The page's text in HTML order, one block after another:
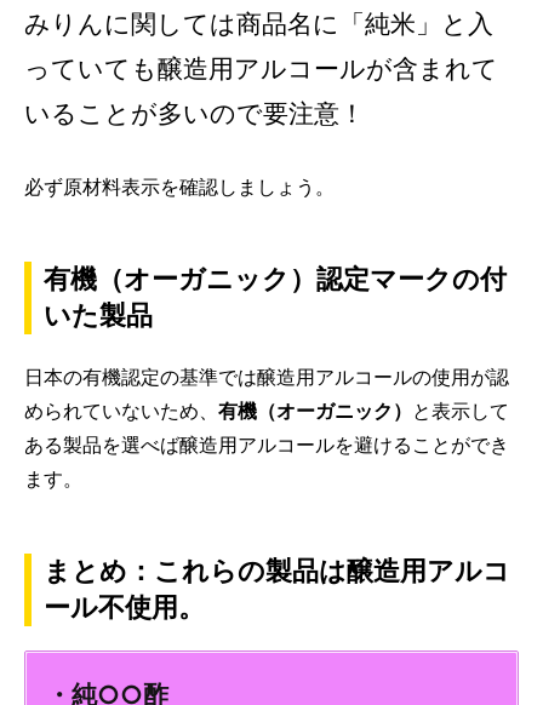
みりんに関しては商品名に「純米」と入
っていても醸造用アルコールが含まれて
いることが多いので要注意！
必ず原材料表示を確認しましょう。
有機（オーガニック）認定マークの付
いた製品
日本の有機認定の基準では醸造用アルコールの使用が認
められていないため、 有機（オーガニック） と表示して
ある製品を選べば醸造用アルコールを避けることができ
ます。
まとめ：これらの製品は醸造用アルコ
ール不使用。
・純○○酢